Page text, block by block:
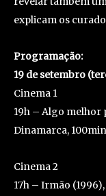
explicam os
Programação:
19 de setembro
Cinema 1
19h – Algo melhor
Dinamarca,
Cinema 2
17h – Irmão